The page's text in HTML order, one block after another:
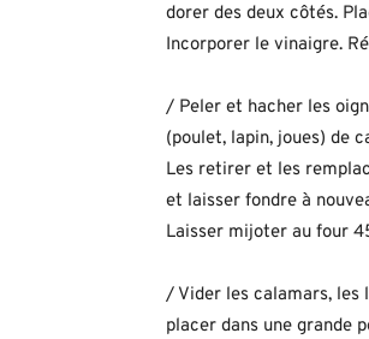
dorer des deux côtés.
Incorporer le vinaigre.
/ Peler et hacher les
(poulet, lapin, joues) de
Les retirer et les
et laisser fondre à
Laisser mijoter au four
/ Vider les calamars, les
placer dans une grande